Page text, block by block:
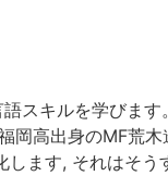
スキルを学びま
岡高出身のMF荒
ます, それはそ